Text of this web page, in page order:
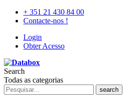
+ 351 21 430 84 00
Contacte-nos !
Login
Obter Acesso
Search
Todas as categorias
search